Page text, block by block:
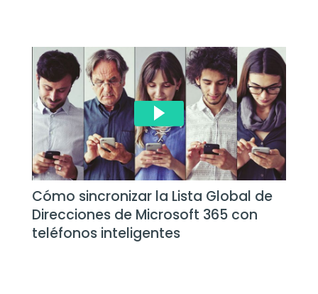
Cómo sincronizar la Lista Global de
Direcciones de Microsoft 365 con
teléfonos inteligentes